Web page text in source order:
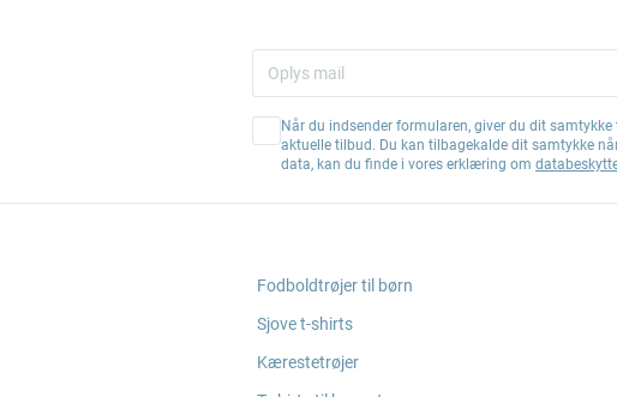
Når du indsender formularen, giver du dit
aktuelle tilbud. Du kan tilbagekalde dit samtykke
data, kan du finde i vores erklæring om
Fodboldtrøjer til børn
Sjove t-shirts
Kærestetrøjer